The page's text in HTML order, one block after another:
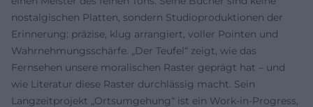
nostalgischen Platten, sondern Studioproduktionen der
Erinnerung: präzise, klug arrangiert, voller Pointen und
Wahrnehmungsschärfe. „Der Teufel“ zeigt, wie das
Fernsehen unsere moralischen Raster geprägt hat – und
wie Literatur diese Raster durchlässig macht. Sein
Langzeitprojekt „Ortsumgehung“ ist ein Work-in-Progress,